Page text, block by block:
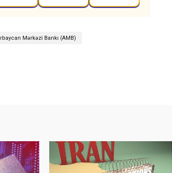
Mərkəzi Bankı (AMB)